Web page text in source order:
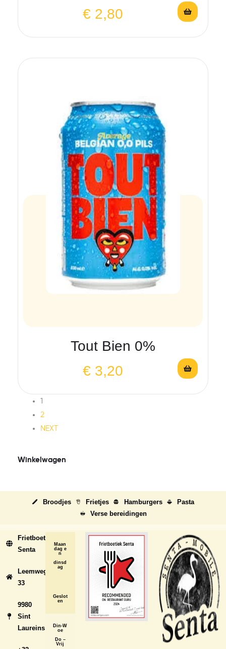
€ 2,80
Tout Bien 0%
€ 3,20
1
2
NEXT
Winkelwagen
Broodjes Frietjes Hamburgers
Pasta
Verse bereidingen
Frietboetiek
Senta
Leemweg
33
9980
Sint
Laureins
Maan
dag e
n
dinsd
ag
Geslot
en
Din-W
oe
Do –
Vrij